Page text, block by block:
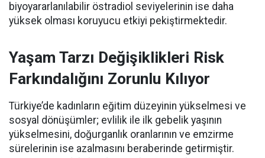
biyoyararlanılabilir östradiol seviyelerinin ise daha
yüksek olması koruyucu etkiyi pekiştirmektedir.
Yaşam Tarzı Değişiklikleri Risk
Farkındalığını Zorunlu Kılıyor
Türkiye’de kadınların eğitim düzeyinin yükselmesi ve
sosyal dönüşümler; evlilik ile ilk gebelik yaşının
yükselmesini, doğurganlık oranlarının ve emzirme
sürelerinin ise azalmasını beraberinde getirmiştir.